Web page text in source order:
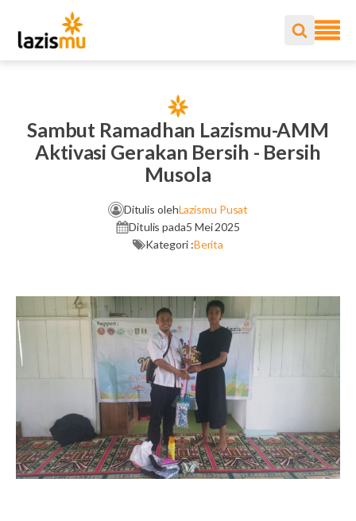
Sambut Ramadhan Lazismu-AMM
Aktivasi Gerakan Bersih - Bersih
Musola
Ditulis olehLazismu Pusat
Ditulis pada5 Mei 2025
Kategori :Berita